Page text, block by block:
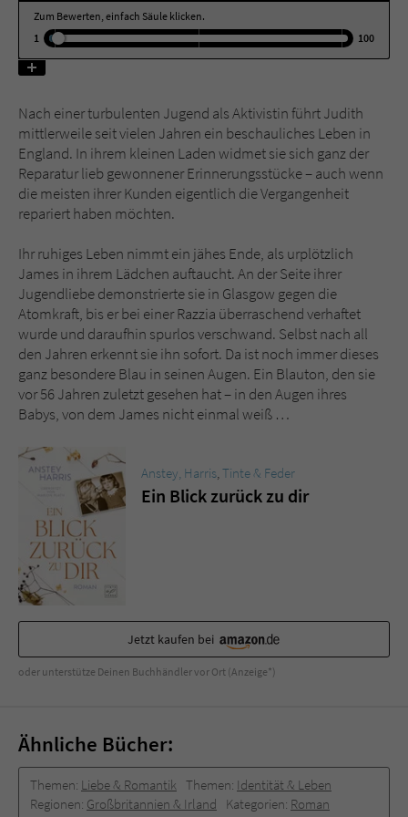
Zum Bewerten, einfach Säule klicken.
1
100
Nach einer turbulenten Jugend als Aktivistin führt Judith
mittlerweile seit vielen Jahren ein beschauliches Leben in
England. In ihrem kleinen Laden widmet sie sich ganz der
Reparatur lieb gewonnener Erinnerungsstücke – auch wenn
die meisten ihrer Kunden eigentlich die Vergangenheit
repariert haben möchten.
Ihr ruhiges Leben nimmt ein jähes Ende, als urplötzlich
James in ihrem Lädchen auftaucht. An der Seite ihrer
Jugendliebe demonstrierte sie in Glasgow gegen die
Atomkraft, bis er bei einer Razzia überraschend verhaftet
wurde und daraufhin spurlos verschwand. Selbst nach all
den Jahren erkennt sie ihn sofort. Da ist noch immer dieses
ganz besondere Blau in seinen Augen. Ein Blauton, den sie
vor 56 Jahren zuletzt gesehen hat – in den Augen ihres
Babys, von dem James nicht einmal weiß …
Anstey, Harris Tinte & Feder
Ein Blick zurück zu dir
Jetzt kaufen bei
oder unterstütze Deinen Buchhändler vor Ort (Anzeige*)
Ähnliche Bücher:
Themen: Liebe & Romantik Themen: Identität & Leben
Regionen: Großbritannien & Irland Kategorien: Roman
Name tx_pwcomments_ahash
Laufzeit 1 Jahr
Zweck Cookie für Kommentare einzelner Buchtitel
Anbieter Literatur-Couch Medien GmbH & Co. KG
Laufzeit Session
Zweck
Dieses Cookie gewährleistet die
Kommunikation der Webseite mit dem
Benutzer. Es wird benötigt um z. B. den
Sicherheitscode des Kontaktformulars zu